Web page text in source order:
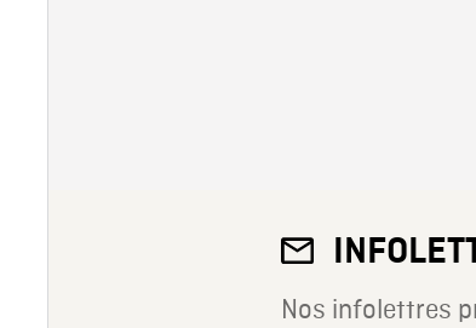
Nos infolettres